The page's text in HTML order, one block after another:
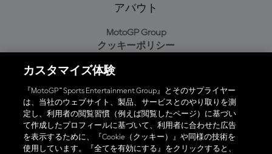
アバウト
MotoGP Group
クッキーポリシー
プライバシーポリシー
購入ポリシー
オフィシャルアプリ
カスタマイズ体験
『MotoGP™ Sports Entertainment Group』とそのサプライヤー
は、当社のウェブサイト、製品、サービスとのやり取りを測
定し、利用者の閲覧習慣（例えば閲覧したページ）に基づい
て作成したプロフィールに基づいて、利用者に合わせた広告
を表示するために、『Cookie（クッキー）』や同様の技術を
使用しています。『全てを有効にする』をクリックすると、